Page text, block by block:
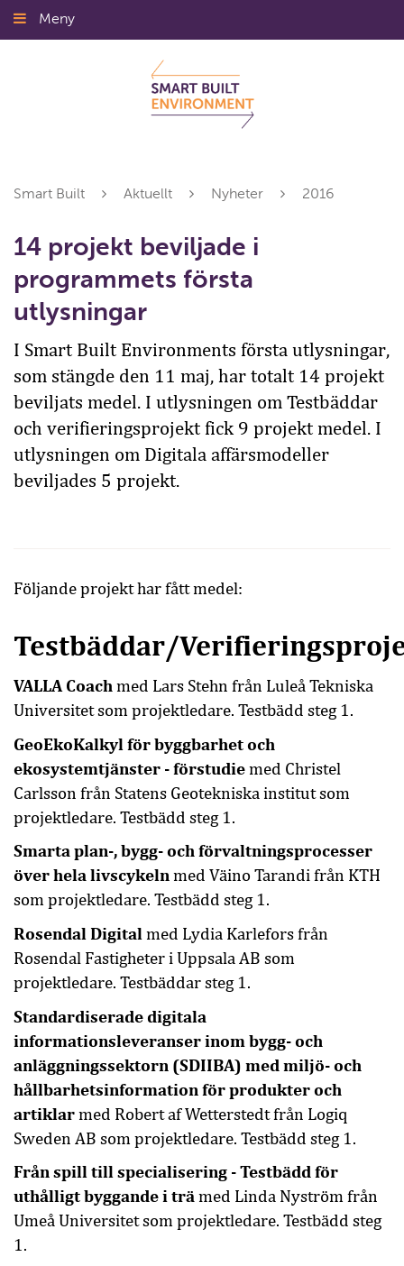
Gå
till
Meny
Smart Built Aktuellt Nyheter 2016
14 projekt beviljade i
programmets första
utlysningar
I Smart Built Environments första utlysningar,
som stängde den 11 maj, har totalt 14 projekt
beviljats medel. I utlysningen om Testbäddar
och verifieringsprojekt fick 9 projekt medel. I
utlysningen om Digitala affärsmodeller
beviljades 5 projekt.
Följande projekt har fått medel:
Testbäddar/
VALLA Coach med Lars Stehn från Luleå Tekniska
Universitet som projektledare. Testbädd steg 1.
GeoEkoKalkyl för byggbarhet och
ekosystemtjänster - förstudiemed Christel
Carlsson från Statens Geotekniska institut som
projektledare. Testbädd steg 1.
Smarta plan-, bygg- och förvaltningsprocesser
över hela livscykeln med Väino Tarandi från KTH
som projektledare. Testbädd steg 1.
Rosendal Digital med Lydia Karlefors från
Rosendal Fastigheter i Uppsala AB som
projektledare. Testbäddar steg 1.
Standardiserade digitala
informationsleveranser inom bygg- och
anläggningssektorn (SDIIBA) med miljö- och
hållbarhetsinformation för produkter och
artiklarmed Robert af Wetterstedt från Logiq
Sweden AB som projektledare. Testbädd steg 1.
Från spill till specialisering - Testbädd för
uthålligt byggande i trä med Linda Nyström från
Umeå Universitet som projektledare. Testbädd steg
1.